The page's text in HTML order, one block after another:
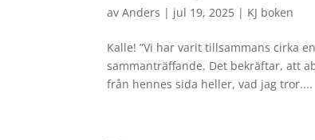
avAnders | jul 19, 2025 | KJ boken
Kalle! ”Vi har varit tillsammans cirka
sammanträffande. Det bekräftar, att
från hennes sida heller, vad jag tror....